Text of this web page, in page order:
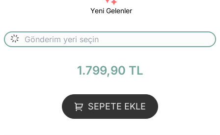
Yeni Gelenler
1.799,90 TL
SEPETE EKLE